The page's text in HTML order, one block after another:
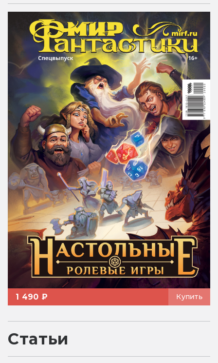
1 490 ₽ Купить
Статьи